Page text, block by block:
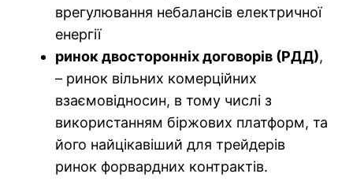
врегулювання небалансів електричної
енергії
ринок двосторонніх договорів (РДД),
– ринок вільних комерційних
взаємовідносин, в тому числі з
використанням біржових платформ, та
його найцікавіший для трейдерів
ринок форвардних контрактів.